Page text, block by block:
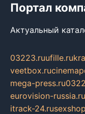
Портал
Актуальный
03223.ruufille.ru
veetbox.ru
mega-press.ru
eurovision-russia.ru
itrack-24.ru